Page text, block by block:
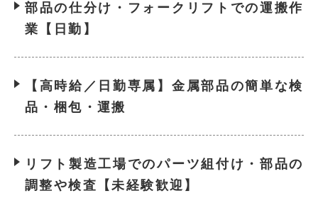
部品の仕分け・フォークリフトでの運搬作
業【日勤】
【高時給／日勤専属】金属部品の簡単な検
品・梱包・運搬
リフト製造工場でのパーツ組付け・部品の
調整や検査【未経験歓迎】